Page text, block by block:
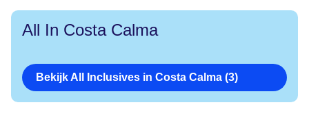
All In Costa Calma
Bekijk All Inclusives in Costa Calma (3)